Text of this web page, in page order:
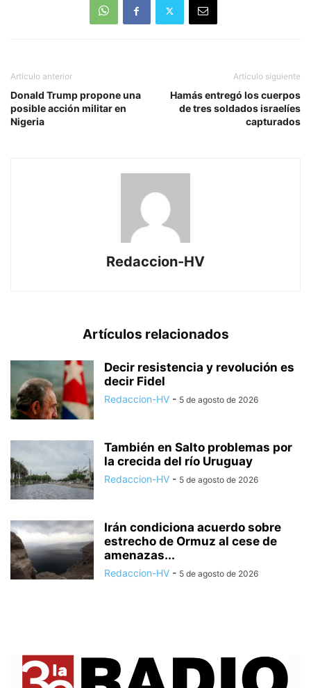
Artículo anterior
Donald Trump propone una
posible acción militar en
Nigeria
Artículo siguiente
Hamás entregó los cuerpos
de tres soldados israelíes
capturados
Redaccion-HV
Artículos relacionados
Decir resistencia y revolución es
decir Fidel
Redaccion-HV - 5 de agosto de 2026
También en Salto problemas por
la crecida del río Uruguay
Redaccion-HV - 5 de agosto de 2026
Irán condiciona acuerdo sobre
estrecho de Ormuz al cese de
amenazas...
Redaccion-HV - 5 de agosto de 2026